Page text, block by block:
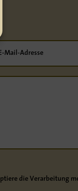
die Verarbeitung